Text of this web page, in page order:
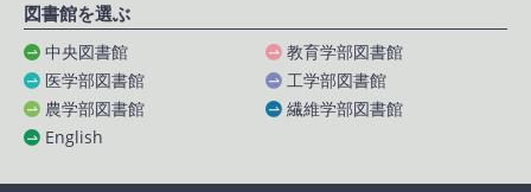
図書館を選ぶ
中央図書館
教育学部図書館
医学部図書館
工学部図書館
農学部図書館
繊維学部図書館
English